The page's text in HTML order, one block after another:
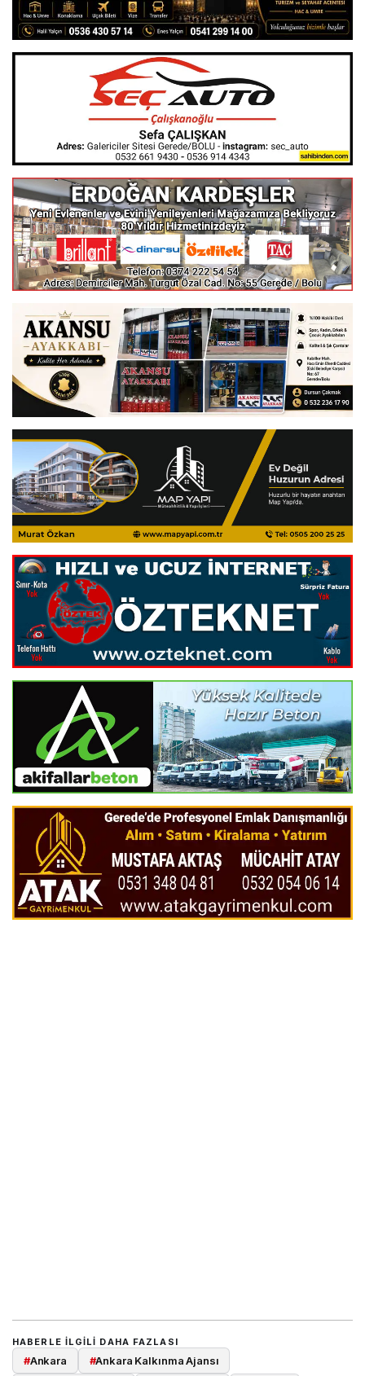
HABERLE ILGILI DAHA FAZLASI
#Ankara #Ankara Kalkınma Ajansı